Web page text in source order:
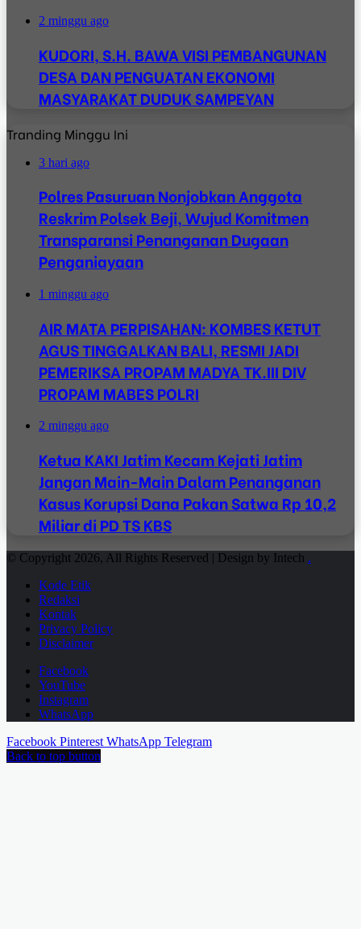
2 minggu ago
KUDORI, S.H. BAWA VISI PEMBANGUNAN
DESA DAN PENGUATAN EKONOMI
MASYARAKAT DUDUK SAMPEYAN
Tranding Minggu Ini
3 hari ago
Polres Pasuruan Nonjobkan Anggota
Reskrim Polsek Beji, Wujud Komitmen
Transparansi Penanganan Dugaan
Penganiayaan
1 minggu ago
AIR MATA PERPISAHAN: KOMBES KETUT
AGUS TINGGALKAN BALI, RESMI JADI
PEMERIKSA PROPAM MADYA TK.III DIV
PROPAM MABES POLRI
2 minggu ago
Ketua KAKI Jatim Kecam Kejati Jatim
Jangan Main-Main Dalam Penanganan
Kasus Korupsi Dana Pakan Satwa Rp 10,2
Miliar di PD TS KBS
© Copyright 2026, All Rights Reserved | Design by Intech .
Kode Etik
Redaksi
Kontak
Privacy Policy
Disclaimer
Facebook
YouTube
Instagram
WhatsApp
Facebook Pinterest WhatsApp Telegram
Back to top button